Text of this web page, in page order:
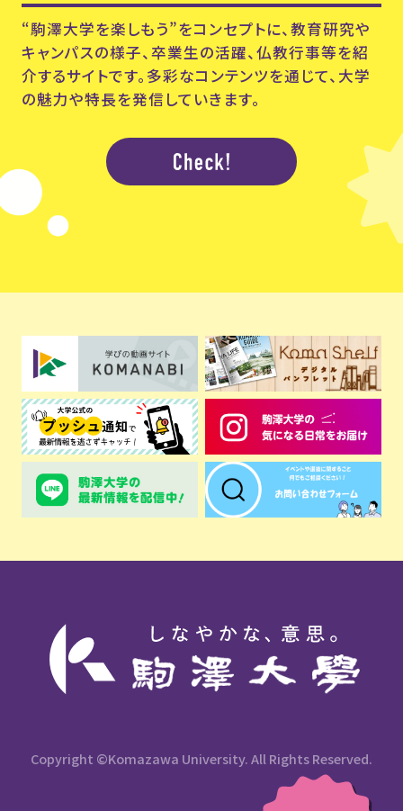
“駒澤大学を楽しもう”をコンセプトに、教育研究や
キャンパスの様子、卒業生の活躍、仏教行事等を紹
介するサイトです。多彩なコンテンツを通じて、大学
の魅力や特長を発信していきます。
Copyright ©Komazawa University. All Rights Reserved.